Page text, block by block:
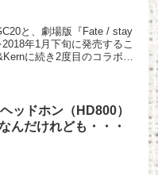
と、劇場版『Fate / stay
年1月下旬に発売するこ
に続き2度目のコラボと
ッドホン（HD800）
んだけれども・・・